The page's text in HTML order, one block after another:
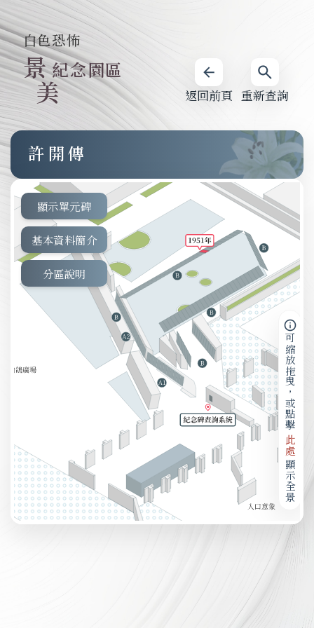
重新查詢
返回前頁
白色恐怖
景
美
紀念園區
許開傳
顯示單元碑
基本資料簡介
分區說明
可縮放拖曳，或點擊
此處
顯示全景